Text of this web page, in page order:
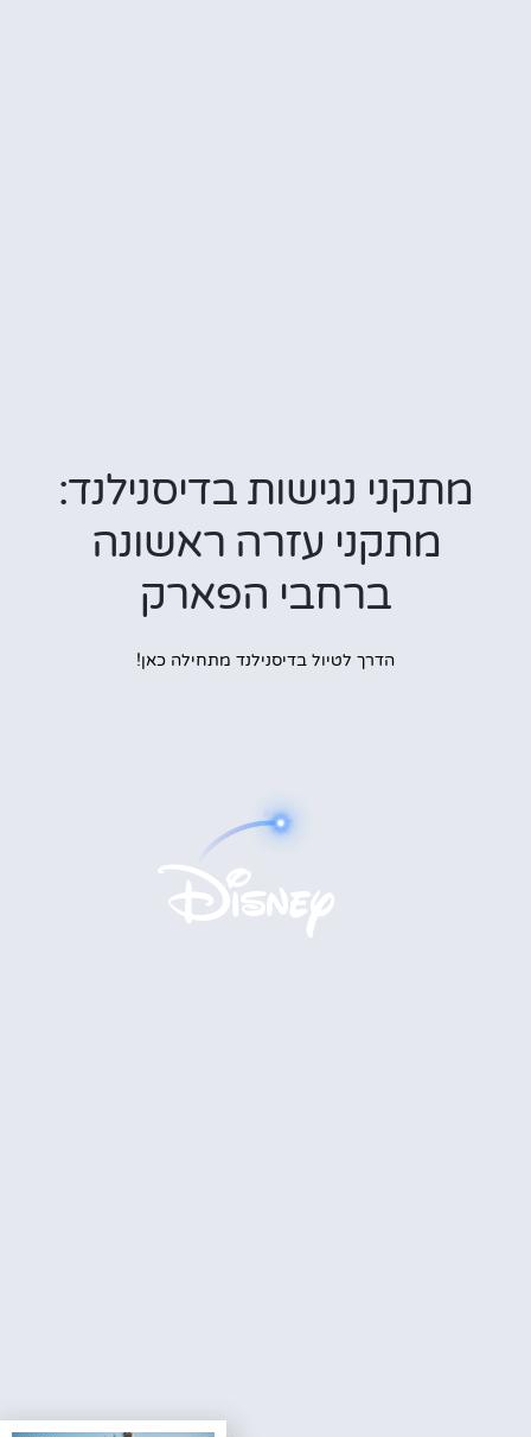
מתקני נגישות בדיסנילנד:
מתקני עזרה ראשונה
ברחבי הפארק
הדרך לטיול בדיסנילנד מתחילה כאן!